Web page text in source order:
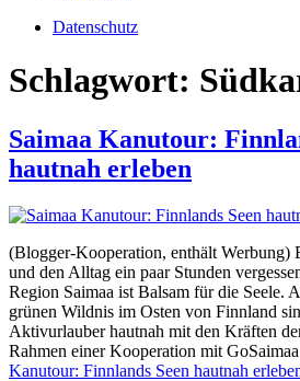
Datenschutz
Schlagwort:
Saimaa Kanutour:
hautnah erleben
(Blogger-Kooperation, enthält Werbung)
und den Alltag ein paar Stunden
Region Saimaa ist Balsam für die Seele.
grünen Wildnis im Osten von Finnland
Aktivurlauber hautnah mit den Kräften
Rahmen einer Kooperation mit
Kanutour: Finnlands Seen hautnah